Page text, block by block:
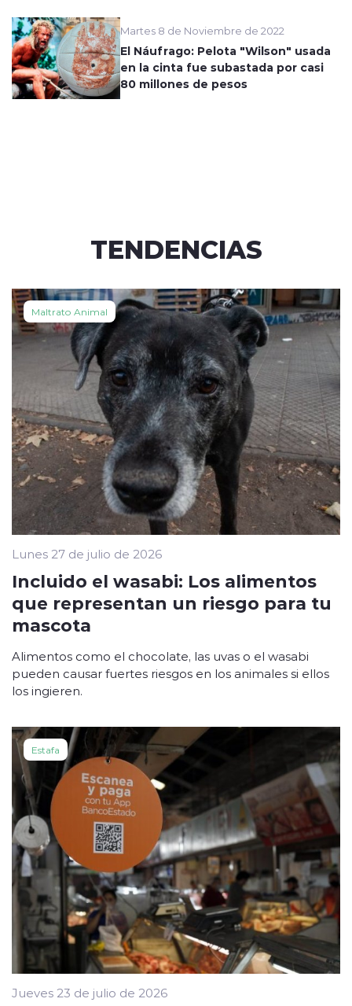
Martes 8 de Noviembre de 2022
El Náufrago: Pelota "Wilson" usada
en la cinta fue subastada por casi
80 millones de pesos
TENDENCIAS
Maltrato Animal
Lunes 27 de julio de 2026
Incluido el wasabi: Los alimentos
que representan un riesgo para tu
mascota
Alimentos como el chocolate, las uvas o el wasabi
pueden causar fuertes riesgos en los animales si ellos
los ingieren.
Estafa
Jueves 23 de julio de 2026